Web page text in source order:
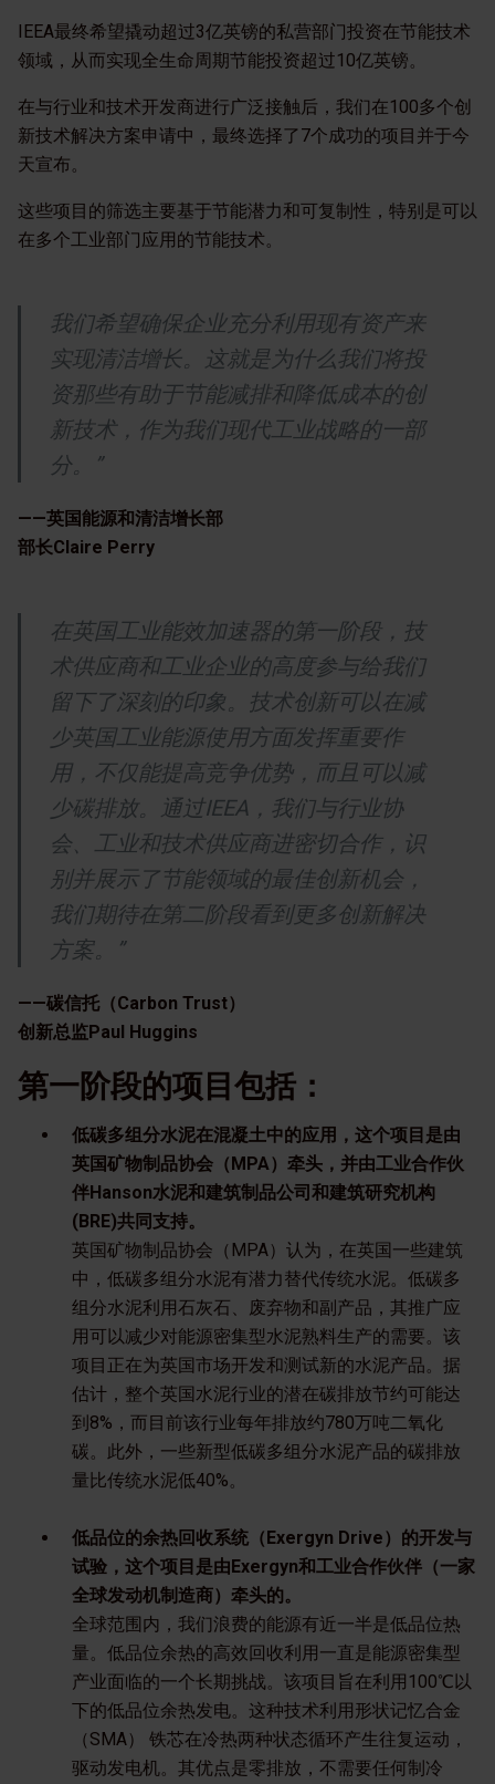
IEEA最终希望撬动超过3亿英镑的私营部门投资在节能技术
领域，从而实现全生命周期节能投资超过10亿英镑。
在与行业和技术开发商进行广泛接触后，我们在100多个创
新技术解决方案申请中，最终选择了7个成功的项目并于今
天宣布。
这些项目的筛选主要基于节能潜力和可复制性，特别是可以
在多个工业部门应用的节能技术。
我们希望确保企业充分利用现有资产来
实现清洁增长。这就是为什么我们将投
资那些有助于节能减排和降低成本的创
新技术，作为我们现代工业战略的一部
分。”
——英国能源和清洁增长部
部长Claire Perry
在英国工业能效加速器的第一阶段，技
术供应商和工业企业的高度参与给我们
留下了深刻的印象。技术创新可以在减
少英国工业能源使用方面发挥重要作
用，不仅能提高竞争优势，而且可以减
少碳排放。通过IEEA，我们与行业协
会、工业和技术供应商进密切合作，识
别并展示了节能领域的最佳创新机会，
我们期待在第二阶段看到更多创新解决
方案。”
——碳信托（Carbon Trust）
创新总监Paul Huggins
第一阶段的项目包括：
低碳多组分水泥在混凝土中的应用，这个项目是由
英国矿物制品协会（MPA）牵头，并由工业合作伙
伴Hanson水泥和建筑制品公司和建筑研究机构
(BRE)共同支持。
英国矿物制品协会（MPA）认为，在英国一些建筑
中，低碳多组分水泥有潜力替代传统水泥。低碳多
组分水泥利用石灰石、废弃物和副产品，其推广应
用可以减少对能源密集型水泥熟料生产的需要。该
项目正在为英国市场开发和测试新的水泥产品。据
估计，整个英国水泥行业的潜在碳排放节约可能达
到8%，而目前该行业每年排放约780万吨二氧化
碳。此外，一些新型低碳多组分水泥产品的碳排放
量比传统水泥低40%。
低品位的余热回收系统（Exergyn Drive）的开发与
试验，这个项目是由Exergyn和工业合作伙伴（一家
全球发动机制造商）牵头的。
全球范围内，我们浪费的能源有近一半是低品位热
量。低品位余热的高效回收利用一直是能源密集型
产业面临的一个长期挑战。该项目旨在利用100℃以
下的低品位余热发电。这种技术利用形状记忆合金
（SMA） 铁芯在冷热两种状态循环产生往复运动，
驱动发电机。其优点是零排放，不需要任何制冷